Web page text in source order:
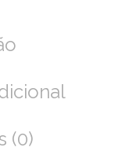
(0)